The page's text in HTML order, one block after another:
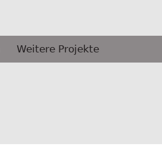
Weitere Projekte